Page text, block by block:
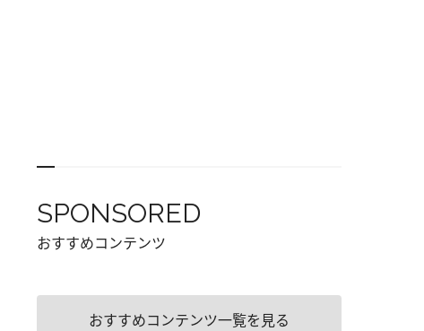
SPONSORED
おすすめコンテンツ
おすすめコンテンツ一覧を見る